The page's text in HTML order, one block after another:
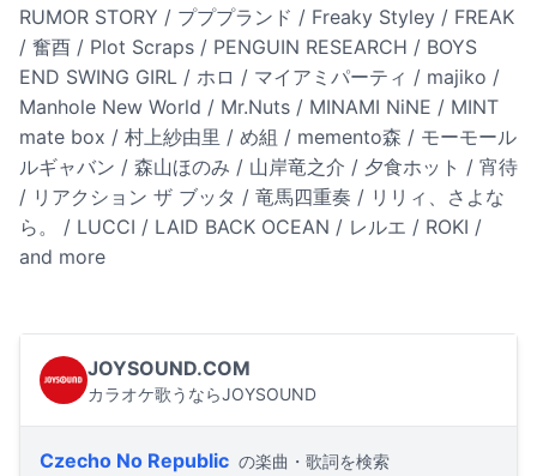
RUMOR STORY / プププランド / Freaky Styley / FREAK
/ 奮酉 / Plot Scraps / PENGUIN RESEARCH / BOYS
END SWING GIRL / ホロ / マイアミパーティ / majiko /
Manhole New World / Mr.Nuts / MINAMI NiNE / MINT
mate box / 村上紗由里 / め組 / memento森 / モーモール
ルギャバン / 森山ほのみ / 山岸竜之介 / 夕食ホット / 宵待
/ リアクション ザ ブッタ / 竜馬四重奏 / リリィ、さよな
ら。 / LUCCI / LAID BACK OCEAN / レルエ / ROKI /
and more
JOYSOUND.COM
カラオケ歌うならJOYSOUND
Czecho No Republic の楽曲・歌詞を検索